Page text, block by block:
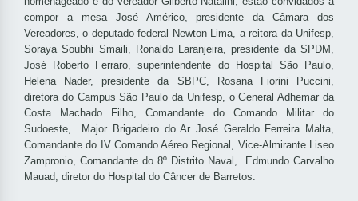
compor a mesa José Américo, presidente da Câmara dos
Vereadores, o deputado federal Newton Lima, a reitora da Unifesp,
Soraya Soubhi Smaili, Ronaldo Laranjeira, presidente da SPDM,
José Roberto Ferraro, superintendente do Hospital São Paulo,
Helena Nader, presidente da SBPC, Rosana Fiorini Puccini,
diretora do Campus São Paulo da Unifesp, o General Adhemar da
Costa Machado Filho, Comandante do Comando Militar do
Sudoeste, Major Brigadeiro do Ar José Geraldo Ferreira Malta,
Comandante do IV Comando Aéreo Regional, Vice-Almirante Liseo
Zampronio, Comandante do 8º Distrito Naval, Edmundo Carvalho
Mauad, diretor do Hospital do Câncer de Barretos.